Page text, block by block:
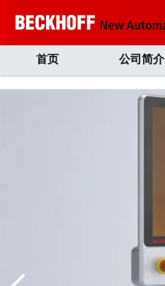
首页 公司简介